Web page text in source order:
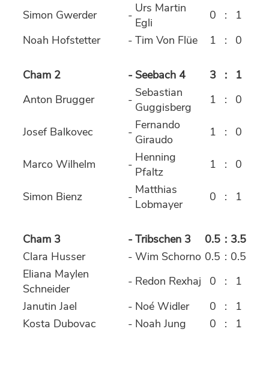
Simon Gwerder - Urs Martin
Egli
0 :
1
Noah Hofstetter
- Tim Von Flüe 1 : 0
Cham 2 - Seebach 4 3 :
1
Anton Brugger
- Sebastian
Guggisberg
1 : 0
Josef Balkovec - Fernando
Giraudo
1 : 0
Marco Wilhelm - Henning
Pfaltz
1 : 0
Simon Bienz - Matthias
Lobmayer
0 : 1
Cham 3 - Tribschen 3 0.5 : 3.5
Clara Husser
- Wim Schorno 0.5 : 0.5
Eliana Maylen
Schneider
- Redon Rexhaj 0 :
1
Janutin Jael
- Noé Widler 0 :
1
Kosta Dubovac
- Noah Jung 0 : 1